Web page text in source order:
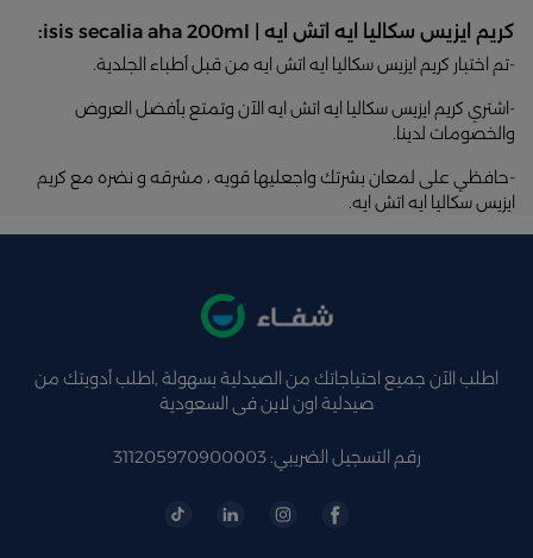
كريم ايزيس سكاليا ايه اتش ايه | isis secalia aha 200ml:
-تم اختبار كريم ايزيس سكاليا ايه اتش ايه من قبل أطباء الجلدية.
-اشتري كريم ايزيس سكاليا ايه اتش ايه الآن وتمتع بأفضل العروض
والخصومات لدينا.
-حافظي على لمعان بشرتك واجعليها قويه ، مشرقه و نضره مع كريم
ايزيس سكاليا ايه اتش ايه.
اطلب الآن جميع احتياجاتك من الصيدلية بسهولة ,اطلب أدويتك من
صيدلية اون لاين فى السعودية
رقم التسجيل الضريبي: 311205970900003